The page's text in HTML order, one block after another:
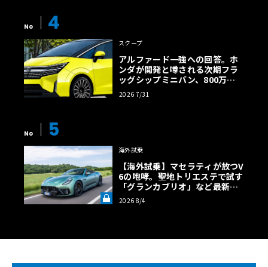
No 4
スクープ
アルファード一強への回答。ホ
ンダが開発と噂される次期フラ
ッグシップミニバン、800万円
超の勝算【予想CG】
2026 7/31
No 5
海外試乗
【海外試乗】マセラティが放つV
6の咆哮。聖地トリエステで試す
「グランカブリオ」など最新ト
ロフェオ3台の官能評価《LE VO
LANT LAB》
2026 8/4